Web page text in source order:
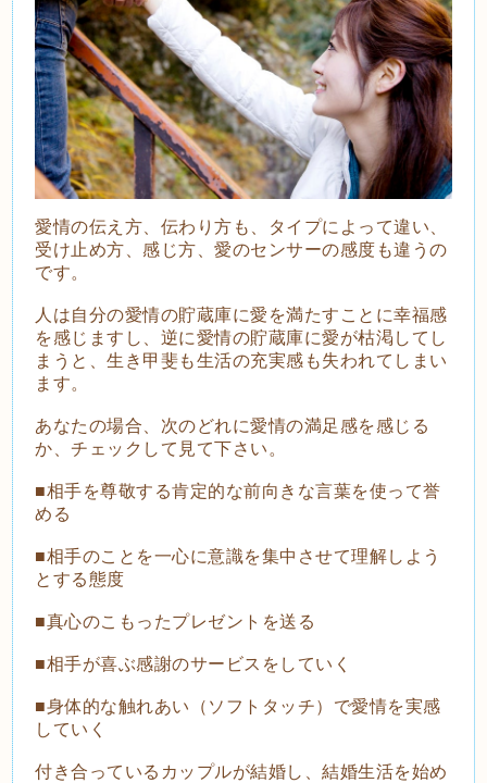
愛情の伝え方、伝わり方も、タイプによって違い、
受け止め方、感じ方、愛のセンサーの感度も違うの
です。
人は自分の愛情の貯蔵庫に愛を満たすことに幸福感
を感じますし、逆に愛情の貯蔵庫に愛が枯渇してし
まうと、生き甲斐も生活の充実感も失われてしまい
ます。
あなたの場合、次のどれに愛情の満足感を感じる
か、チェックして見て下さい。
■相手を尊敬する肯定的な前向きな言葉を使って誉
める
■相手のことを一心に意識を集中させて理解しよう
とする態度
■真心のこもったプレゼントを送る
■相手が喜ぶ感謝のサービスをしていく
■身体的な触れあい（ソフトタッチ）で愛情を実感
していく
付き合っているカップルが結婚し、結婚生活を始め